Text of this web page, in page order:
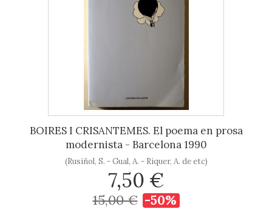
BOIRES I CRISANTEMES. El poema en prosa
modernista - Barcelona 1990
(Rusiñol, S. - Gual, A. - Riquer, A. de etc)
7,50 €
15,00 € -50%